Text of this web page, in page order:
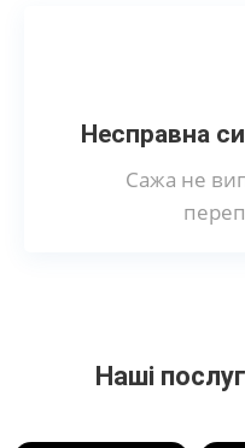
Несправна
Сажа не
Наші